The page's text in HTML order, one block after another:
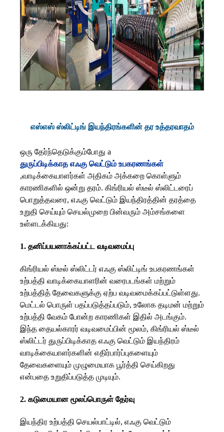
எஸ்எஸ் ஸ்லிட்டிங் இயந்திரங்களின் தர உத்தரவாதம்
ஒரு தேர்ந்தெடுக்கும்போது a
துருப்பிடிக்காத எஃகு வெட்டும் உபகரணங்கள்
,வாடிக்கையாளர்கள் அதிகம் அக்கறை கொள்ளும்
காரணிகளில் ஒன்று தரம். கிங்ரியல் ஸ்டீல் ஸ்லிட்டரைப்
பொறுத்தவரை, எஃகு வெட்டும் இயந்திரத்தின் தரத்தை
உறுதி செய்யும் செயல்முறை பின்வரும் அம்சங்களை
உள்ளடக்கியது:
1. தனிப்பயனாக்கப்பட்ட வடிவமைப்பு
கிங்ரியல் ஸ்டீல் ஸ்லிட்டர் எஃகு ஸ்லிட்டிங் உபகரணங்கள்
உற்பத்தி வாடிக்கையாளரின் வரைபடங்கள் மற்றும்
உற்பத்தித் தேவைகளுக்கு ஏற்ப வடிவமைக்கப்பட்டுள்ளது.
மெட்டல் பொருள் பதப்படுத்தப்படும், உலோக தடிமன் மற்றும்
உற்பத்தி வேகம் போன்ற காரணிகள் இதில் அடங்கும்.
இந்த தையல்காரர் வடிவமைப்பின் மூலம், கிங்ரியல் ஸ்டீல்
ஸ்லிட்டர் துருப்பிடிக்காத எஃகு வெட்டும் இயந்திரம்
வாடிக்கையாளர்களின் எதிர்பார்ப்புகளையும்
தேவைகளையும் முழுமையாக பூர்த்தி செய்கிறது
என்பதை உறுதிப்படுத்த முடியும்.
2. கடுமையான மூலப்பொருள் தேர்வு
இயந்திர உற்பத்தி செயல்பாட்டில், எஃகு வெட்டும்